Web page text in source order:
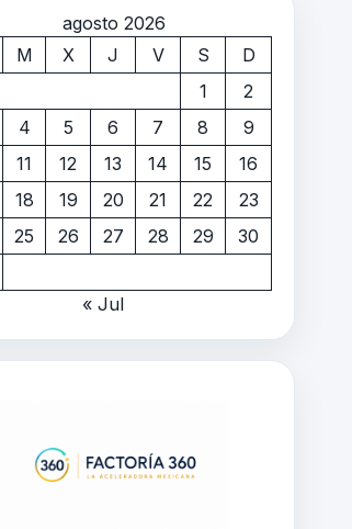
agosto 2026
M X J V S
D
1
2
4 5 6 7 8
9
11 12 13 14 15
16
18 19 20 21 22
23
25 26 27 28 29
30
« Jul